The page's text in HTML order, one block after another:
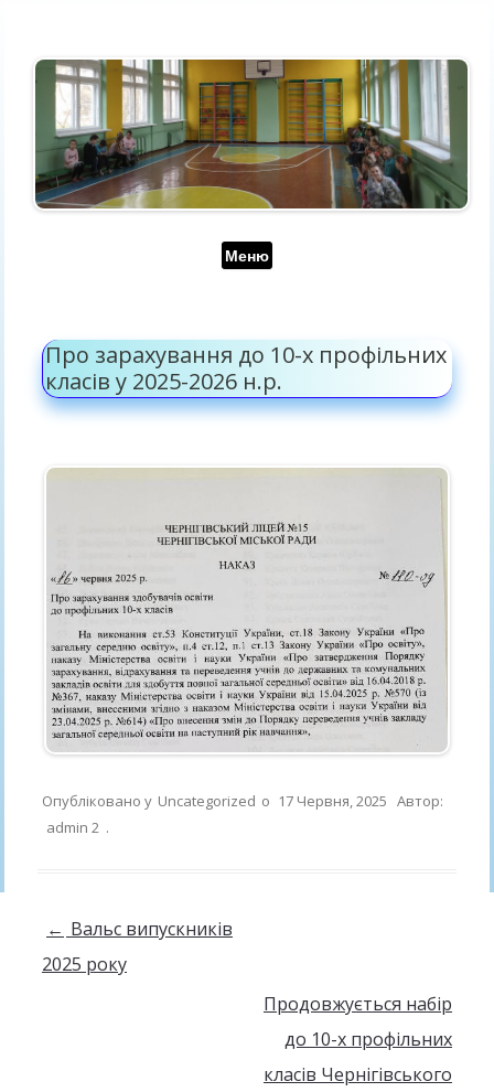
Меню
Про зарахування до 10-х профільних
класів у 2025-2026 н.р.
Опубліковано у Uncategorized о 17 Червня, 2025 Автор:
admin 2 .
Навігація по запису
← Вальс випускників
2025 року
Продовжується набір
до 10-х профільних
класів Чернігівського